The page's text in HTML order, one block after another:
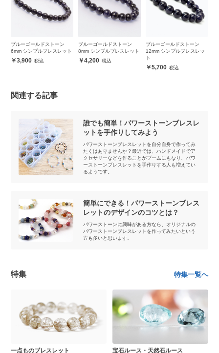
ブルーゴールドストーン
6mm シンプルブレスレット
3,900
ブルーゴールドストーン
8mm シンプルブレスレット
4,200
ブルーゴールドストーン
12mm シンプルブレスレッ
ト
5,700
関連する記事
誰でも簡単！パワーストーンブレスレ
ットを手作りしてみよう
パワーストーンブレスレットを自分自身で作ってみ
たくはありませんか？最近では、ハンドメイドでア
クセサリーなどを作ることがブームにもなり、パワ
ーストーンブレスレットを手作りする人も増えてい
るようです。
簡単にできる！パワーストーンブレス
レットのデザインのコツとは？
パワーストーンに興味がある方なら、オリジナルの
パワーストーンブレスレットを作ってみたいという
方も多いと思います。
特集 特集一覧へ
一点ものブレスレット 宝石ルース・天然石ルース